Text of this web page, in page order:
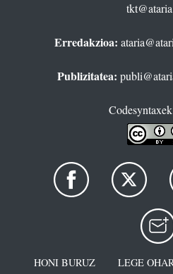
Erredakzioa:
Publizitatea:
HONI BURUZ LEGE